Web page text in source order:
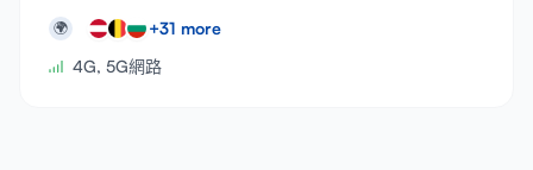
🌍 +31 more
4G, 5G網路